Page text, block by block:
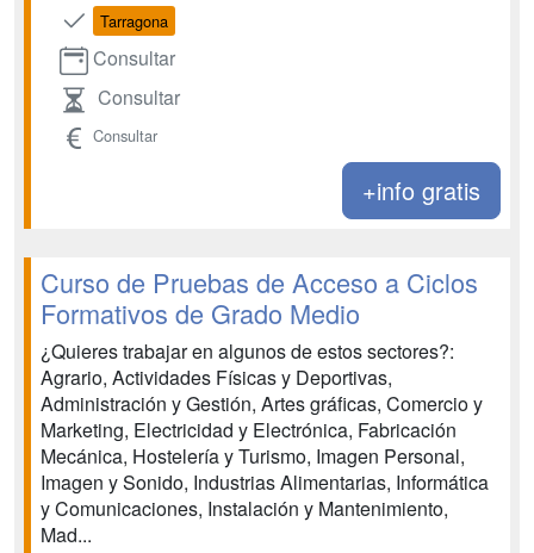
Tarragona
Consultar
Consultar
Consultar
+info gratis
Curso de Pruebas de Acceso a Ciclos
Formativos de Grado Medio
¿Quieres trabajar en algunos de estos sectores?:
Agrario, Actividades Físicas y Deportivas,
Administración y Gestión, Artes gráficas, Comercio y
Marketing, Electricidad y Electrónica, Fabricación
Mecánica, Hostelería y Turismo, Imagen Personal,
Imagen y Sonido, Industrias Alimentarias, Informática
y Comunicaciones, Instalación y Mantenimiento,
Mad...